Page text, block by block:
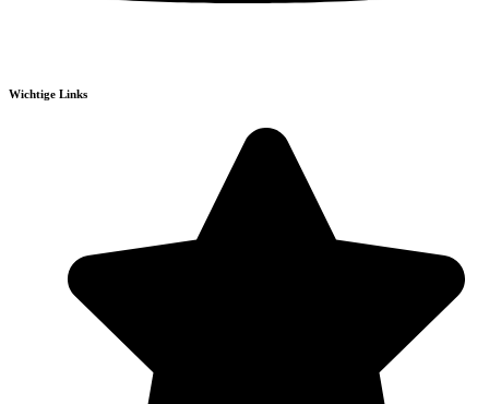
Wichtige Links